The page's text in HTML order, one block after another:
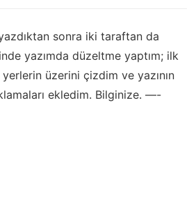
sonra iki taraftan da
yazımda düzeltme yaptım; ilk
yerlerin üzerini çizdim ve yazının
ekledim. Bilginize. —-